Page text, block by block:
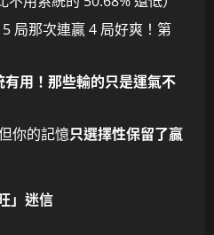
局那次連贏 4 局好爽！第
有用！那些輸的只是運氣不
你的記憶只選擇性保留了贏
」迷信